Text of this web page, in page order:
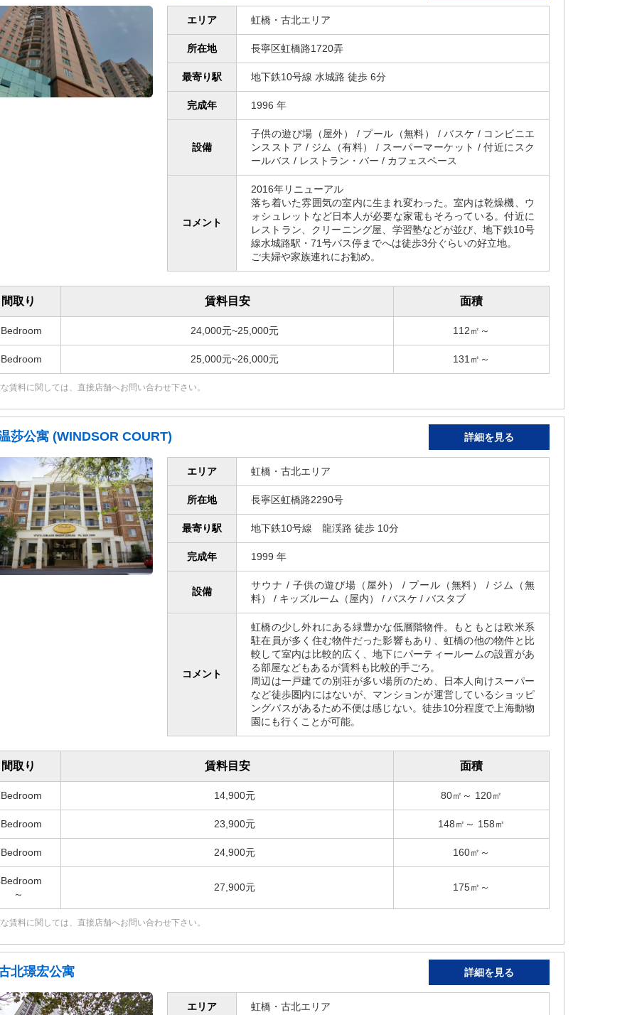
エリア 虹橋・古北エリア
所在地 長寧区虹橋路1720弄
最寄り駅 地下鉄10号線 水城路 徒歩 6分
完成年 1996 年
設備
子供の遊び場（屋外） / プール（無料） / バスケ / コンビニエ
ンスストア / ジム（有料） / スーパーマーケット / 付近にスク
ールバス / レストラン・バー / カフェスペース
コメント
2016年リニューアル
落ち着いた雰囲気の室内に生まれ変わった。室内は乾燥機、ウ
ォシュレットなど日本人が必要な家電もそろっている。付近に
レストラン、クリーニング屋、学習塾などが並び、地下鉄10号
線水城路駅・71号バス停までへは徒歩3分ぐらいの好立地。
ご夫婦や家族連れにお勧め。
間取り 賃料目安 面積
24,000元~25,000元 112㎡～
25,000元~26,000元 131㎡～
賃料に関しては、直接店舗へお問い合わせ下さい。
莎公寓 (WINDSOR COURT) 詳細を見る
エリア 虹橋・古北エリア
所在地 長寧区虹橋路2290号
最寄り駅 地下鉄10号線 龍渓路 徒歩 10分
完成年 1999 年
設備
サウナ / 子供の遊び場（屋外） / プール（無料） / ジム（無
料） / キッズルーム（屋内） / バスケ / バスタブ
コメント
虹橋の少し外れにある緑豊かな低層階物件。もともとは欧米系
駐在員が多く住む物件だった影響もあり、虹橋の他の物件と比
較して室内は比較的広く、地下にパーティールームの設置があ
る部屋などもあるが賃料も比較的手ごろ。
周辺は一戸建ての別荘が多い場所のため、日本人向けスーパー
など徒歩圏内にはないが、マンションが運営しているショッピ
ングバスがあるため不便は感じない。徒歩10分程度で上海動物
園にも行くことが可能。
間取り 賃料目安 面積
14,900元 80㎡～ 120㎡
23,900元 148㎡～ 158㎡
24,900元 160㎡～
～
27,900元 175㎡～
賃料に関しては、直接店舗へお問い合わせ下さい。
北璟宏公寓 詳細を見る
エリア 虹橋・古北エリア